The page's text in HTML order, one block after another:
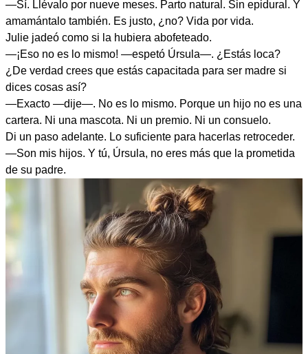
—Sí. Llévalo por nueve meses. Parto natural. Sin epidural. Y
amamántalo también. Es justo, ¿no? Vida por vida.
Julie jadeó como si la hubiera abofeteado.
—¡Eso no es lo mismo! —espetó Úrsula—. ¿Estás loca?
¿De verdad crees que estás capacitada para ser madre si
dices cosas así?
—Exacto —dije—. No es lo mismo. Porque un hijo no es una
cartera. Ni una mascota. Ni un premio. Ni un consuelo.
Di un paso adelante. Lo suficiente para hacerlas retroceder.
—Son mis hijos. Y tú, Úrsula, no eres más que la prometida
de su padre.